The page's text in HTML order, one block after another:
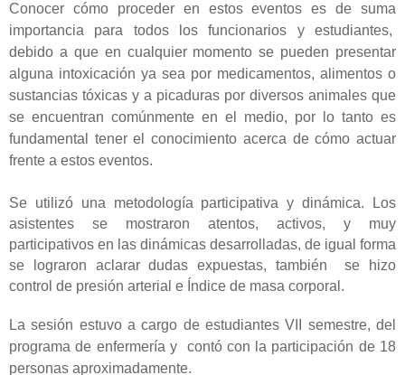
Conocer cómo proceder en estos eventos es de suma
importancia para todos los funcionarios y estudiantes,
debido a que en cualquier momento se pueden presentar
alguna intoxicación ya sea por medicamentos, alimentos o
sustancias tóxicas y a picaduras por diversos animales que
se encuentran comúnmente en el medio, por lo tanto es
fundamental tener el conocimiento acerca de cómo actuar
frente a estos eventos.
Se utilizó una metodología participativa y dinámica. Los
asistentes se mostraron atentos, activos, y muy
participativos en las dinámicas desarrolladas, de igual forma
se lograron aclarar dudas expuestas, también
se hizo
control de presión arterial e Índice de masa corporal.
La sesión estuvo a cargo de estudiantes VII semestre, del
programa de enfermería y contó con la participación de 18
personas aproximadamente.